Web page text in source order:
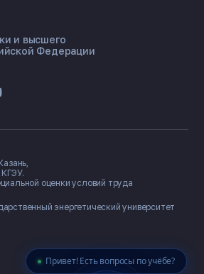
Привет! Есть вопросы по учёбе?
— ПОМОЩНИК КГЭУ
📋 Приёмная комиссия
и высшего
Федерации
энергетический университет
оценки условий труда